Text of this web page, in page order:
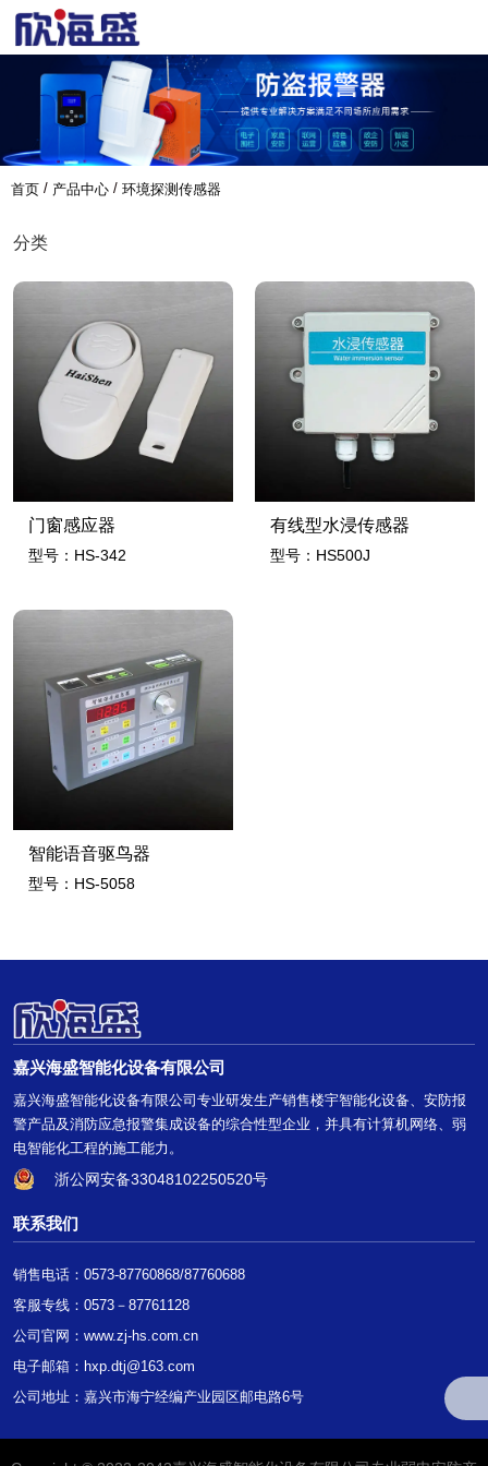
首页 / 产品中心 / 环境探测传感器
分类
门窗感应器
型号：HS-342
有线型水浸传感器
型号：HS500J
智能语音驱鸟器
型号：HS-5058
嘉兴海盛智能化设备有限公司
嘉兴海盛智能化设备有限公司专业研发生产销售楼宇智能化设备、安防报
警产品及消防应急报警集成设备的综合性型企业，并具有计算机网络、弱
电智能化工程的施工能力。
浙公网安备33048102250520号
联系我们
销售电话：0573-87760868/87760688
客服专线：0573－87761128
公司官网： www.zj-hs.com.cn
电子邮箱：hxp.dtj@163.com
公司地址：嘉兴市海宁经编产业园区邮电路6号